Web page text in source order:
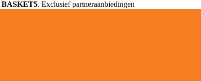
BASKET5. Exclusief partneraanbiedingen